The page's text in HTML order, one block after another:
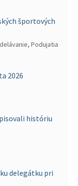
športových
Podujatia
2026
históriu
delegátku pri